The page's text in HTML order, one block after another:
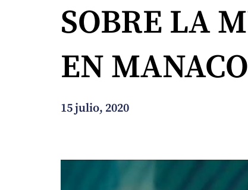
Servicios
Noticias
¿En qué podemos ayudarte?
SOBRE LA
EN
15 julio, 2020